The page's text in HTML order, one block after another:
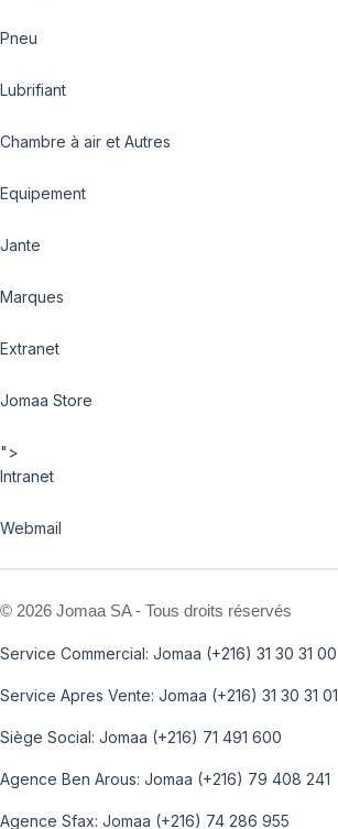
Pneu
Lubrifiant
Chambre à air et Autres
Equipement
Jante
Marques
Extranet
Jomaa Store
">
Intranet
Webmail
© 2026 Jomaa SA - Tous droits réservés
Service Commercial: Jomaa (+216) 31 30 31 00
Service Apres Vente: Jomaa (+216) 31 30 31 01
Siège Social: Jomaa (+216) 71 491 600
Agence Ben Arous: Jomaa (+216) 79 408 241
Agence Sfax: Jomaa (+216) 74 286 955